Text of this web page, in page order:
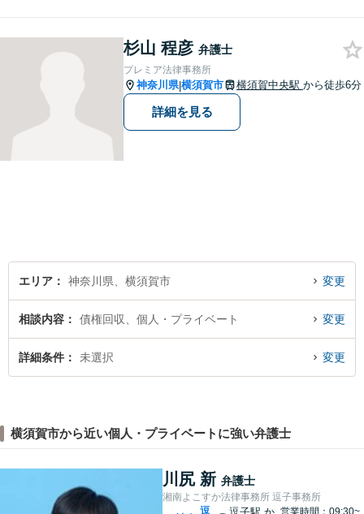
可】【女性弁護士在籍】
杉山 程彦 弁護士
プレミア法律事務所
神奈川県|横須賀市 横須賀中央駅 から徒歩6分
詳細を見る
エリア 神奈川県、横須賀市 変更
相談内容 債権回収、個人・プライベート 変更
詳細条件 未選択 変更
横須賀市から近い個人・プライベートに強い弁護士
川尻 新 弁護士
湘南よこすか法律事務所 逗子事務所
逗
逗子駅か 営業時間：09:30~